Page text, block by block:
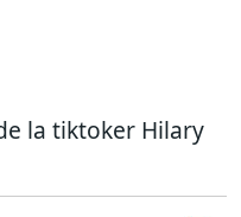
la tiktoker Hilary